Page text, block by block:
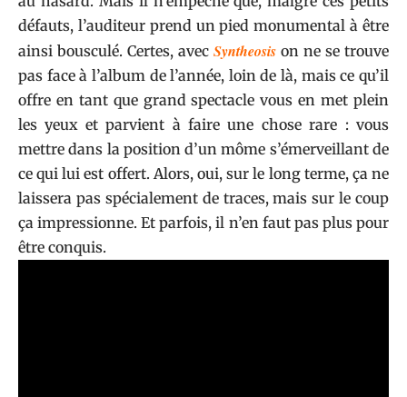
défauts, l’auditeur prend un pied monumental à être
ainsi bousculé. Certes, avec Syntheosis on ne se trouve
pas face à l’album de l’année, loin de là, mais ce qu’il
offre en tant que grand spectacle vous en met plein
les yeux et parvient à faire une chose rare : vous
mettre dans la position d’un môme s’émerveillant de
ce qui lui est offert. Alors, oui, sur le long terme, ça ne
laissera pas spécialement de traces, mais sur le coup
ça impressionne. Et parfois, il n’en faut pas plus pour
être conquis.